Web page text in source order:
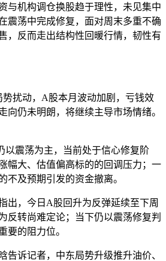
与机构调仓换股趋于理性，未见集中
震荡中完成修复，面对周末多重不确
，反而走出结构性回暖行情，韧性有
扰动，A股本月波动加剧，亏钱效
向仍未明朗，将继续主导市场情绪。
以震荡为主，当前处于信心修复阶
幅大、估值偏高标的的回调压力；一
不及预期引发的资金撤离。
出，今日A股回升为反弹延续至下周
反转尚难定论；当下仍以震荡修复判
要的阻力位。
告诉记者，中东局势升级推升油价、